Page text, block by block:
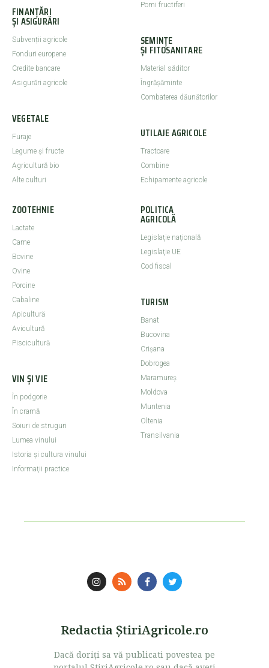
FINANȚĂRI
ȘI ASIGURĂRI
Subvenții agricole
Fonduri europene
Credite bancare
Asigurări agricole
VEGETALE
Furaje
Legume şi fructe
Agricultură bio
Alte culturi
Pomi fructiferi
SEMINȚE
ȘI FITOSANITARE
Material săditor
Îngrășăminte
Combaterea dăunătorilor
UTILAJE AGRICOLE
Tractoare
Combine
Echipamente agricole
ZOOTEHNIE
Lactate
Carne
Bovine
Ovine
Porcine
Cabaline
Apicultură
Avicultură
Piscicultură
VIN ȘI VIE
În podgorie
În cramă
Soiuri de struguri
Lumea vinului
Istoria şi cultura vinului
Informaţii practice
POLITICA
AGRICOLĂ
Legislaţie naţională
Legislaţie UE
Cod fiscal
TURISM
Banat
Bucovina
Crişana
Dobrogea
Maramureş
Moldova
Muntenia
Oltenia
Transilvania
Redactia ŞtiriAgricole.ro
Dacă doriţi sa vă publicati povestea pe